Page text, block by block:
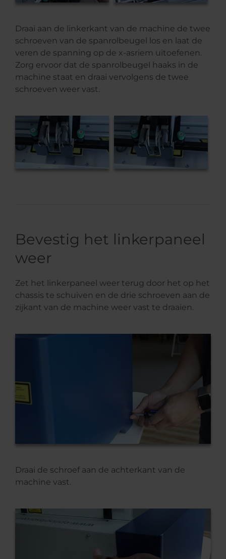
Draai aan de linkerkant van de machine de twee
schroeven van de spanrolbeugel los en laat de
veren de spanning op de x-asriem uitoefenen.
Zorg ervoor dat de spanrolbeugel haaks in de
machine staat en draai vervolgens de twee
schroeven weer vast.
Bevestig het linkerpaneel
weer
Zet het linkerpaneel weer terug door het op het
chassis te schuiven en de drie schroeven aan de
zijkant van de machine weer vast te draaien.
Draai de schroef aan de achterkant van de
machine vast.